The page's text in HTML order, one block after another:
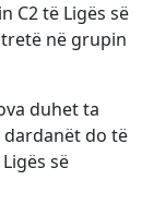
C2 të Ligës së
në grupin
duhet ta
do të
së